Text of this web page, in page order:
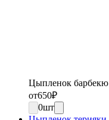
Цыпленок барбекю
от650₽
0шт